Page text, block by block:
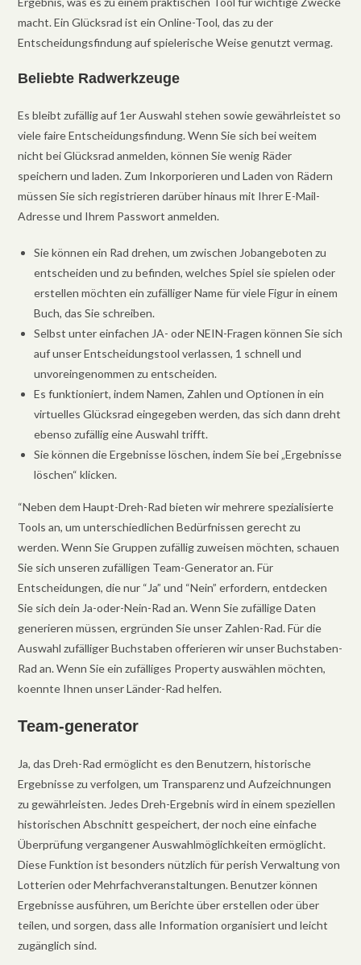
macht. Ein Glücksrad ist ein Online-Tool, das zu der
Entscheidungsfindung auf spielerische Weise genutzt vermag.
Beliebte Radwerkzeuge
Es bleibt zufällig auf 1er Auswahl stehen sowie gewährleistet so
viele faire Entscheidungsfindung. Wenn Sie sich bei weitem
nicht bei Glücksrad anmelden, können Sie wenig Räder
speichern und laden. Zum Inkorporieren und Laden von Rädern
müssen Sie sich registrieren darüber hinaus mit Ihrer E-Mail-
Adresse und Ihrem Passwort anmelden.
Sie können ein Rad drehen, um zwischen Jobangeboten zu
entscheiden und zu befinden, welches Spiel sie spielen oder
erstellen möchten ein zufälliger Name für viele Figur in einem
Buch, das Sie schreiben.
Selbst unter einfachen JA- oder NEIN-Fragen können Sie sich
auf unser Entscheidungstool verlassen, 1 schnell und
unvoreingenommen zu entscheiden.
Es funktioniert, indem Namen, Zahlen und Optionen in ein
virtuelles Glücksrad eingegeben werden, das sich dann dreht
ebenso zufällig eine Auswahl trifft.
Sie können die Ergebnisse löschen, indem Sie bei „Ergebnisse
löschen“ klicken.
“Neben dem Haupt-Dreh-Rad bieten wir mehrere spezialisierte
Tools an, um unterschiedlichen Bedürfnissen gerecht zu
werden. Wenn Sie Gruppen zufällig zuweisen möchten, schauen
Sie sich unseren zufälligen Team-Generator an. Für
Entscheidungen, die nur “Ja” und “Nein” erfordern, entdecken
Sie sich dein Ja-oder-Nein-Rad an. Wenn Sie zufällige Daten
generieren müssen, ergründen Sie unser Zahlen-Rad. Für die
Auswahl zufälliger Buchstaben offerieren wir unser Buchstaben-
Rad an. Wenn Sie ein zufälliges Property auswählen möchten,
koennte Ihnen unser Länder-Rad helfen.
Team-generator
Ja, das Dreh-Rad ermöglicht es den Benutzern, historische
Ergebnisse zu verfolgen, um Transparenz und Aufzeichnungen
zu gewährleisten. Jedes Dreh-Ergebnis wird in einem speziellen
historischen Abschnitt gespeichert, der noch eine einfache
Überprüfung vergangener Auswahlmöglichkeiten ermöglicht.
Diese Funktion ist besonders nützlich für perish Verwaltung von
Lotterien oder Mehrfachveranstaltungen. Benutzer können
Ergebnisse ausführen, um Berichte über erstellen oder über
teilen, und sorgen, dass alle Information organisiert und leicht
zugänglich sind.